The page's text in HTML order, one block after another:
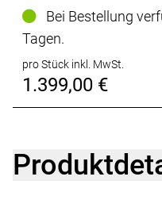
Bei Bestellung
Tagen.
pro Stück inkl. MwSt.
1.399,00 €